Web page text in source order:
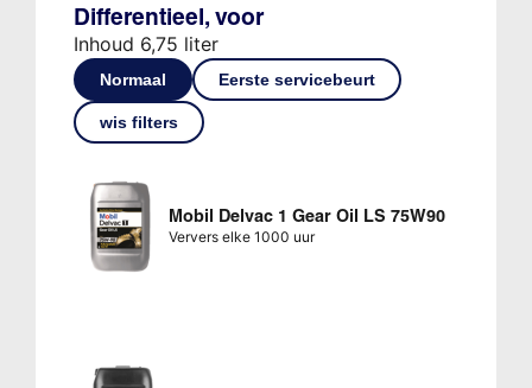
Differentieel, voor
Inhoud 6,75 liter
Normaal Eerste servicebeurt
wis filters
Mobil Delvac 1 Gear Oil LS 75W90
Ververs elke 1000 uur